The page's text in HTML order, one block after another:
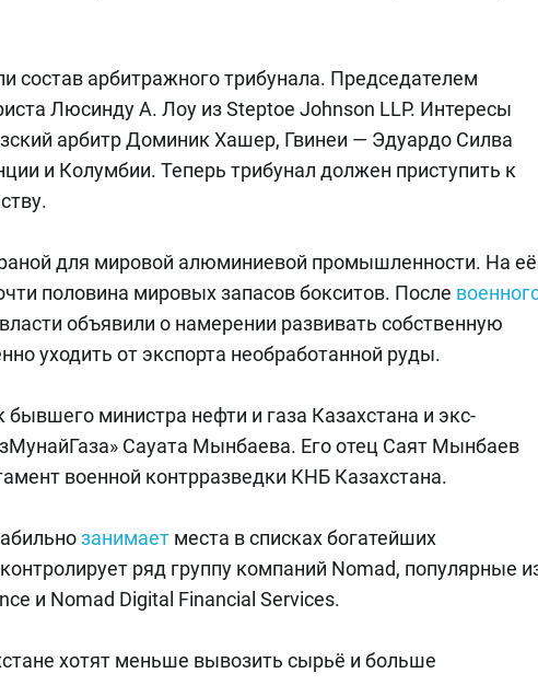
состав арбитражного трибунала. Председателем
Люсинду А. Лоу из Steptoe Johnson LLP. Интересы
арбитр Доминик Хашер, Гвинеи — Эдуардо Силва
и Колумбии. Теперь трибунал должен приступить к
для мировой алюминиевой промышленности. На её
половина мировых запасов бокситов. После
объявили о намерении развивать собственную
уходить от экспорта необработанной руды.
министра нефти и газа Казахстана и экс-
Сауата Мынбаева. Его отец Саят Мынбаев
военной контрразведки КНБ Казахстана.
занимает места в списках богатейших
ряд группу компаний Nomad, популярные
и Nomad Digital Financial Services.
хотят меньше вывозить сырьё и больше